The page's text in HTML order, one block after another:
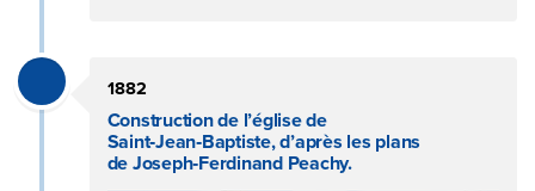
Construction de l’église de
Saint‑Jean‑Baptiste, d’après les plans
de Joseph‑Ferdinand Peachy.
1882